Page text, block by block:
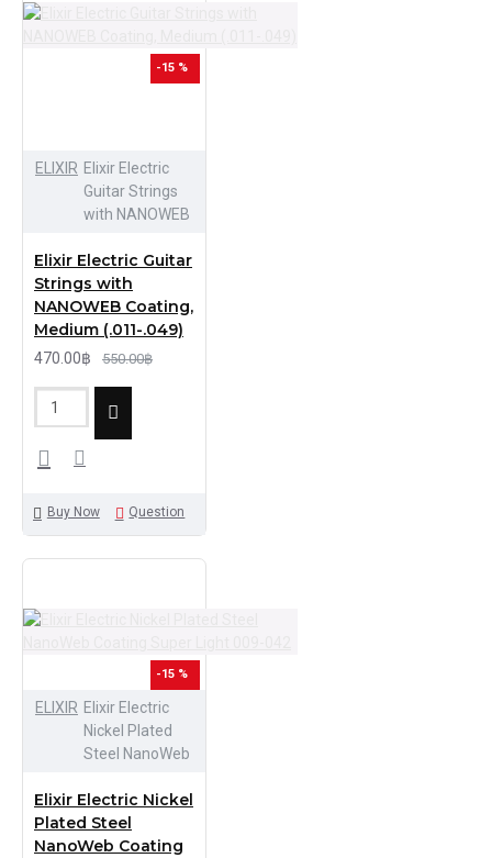
-15 %
ELIXIR Elixir Electric
Guitar Strings
with NANOWEB
Elixir Electric Guitar
Strings with
NANOWEB Coating,
Medium (.011-.049)
470.00฿ 550.00฿
Buy Now Question
-15 %
ELIXIR Elixir Electric
Nickel Plated
Steel NanoWeb
Elixir Electric Nickel
Plated Steel
NanoWeb Coating